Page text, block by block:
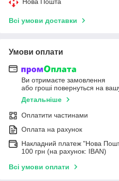
Всі умови доставки
Умови оплати
Ви отримаєте замовлення
або гроші повернуться на
Детальніше
Оплатити частинами
Оплата на рахунок
Накладний платеж "Нова
100 грн (на рахунок: IBAN)
Всі умови оплати